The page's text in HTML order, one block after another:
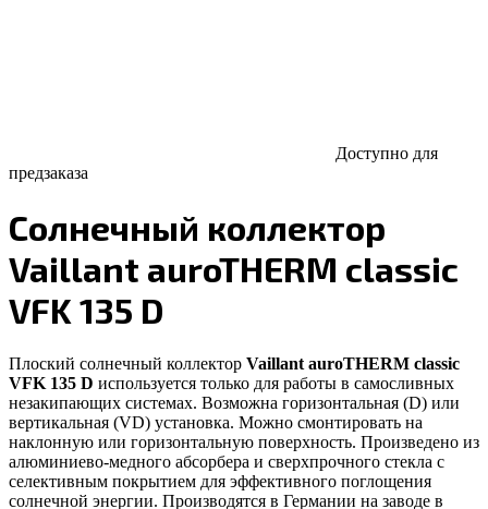
Доступно для
предзаказа
Солнечный коллектор
Vaillant auroTHERM classic
VFK 135 D
Плоский солнечный коллектор Vaillant auroTHERM classic
VFK 135 D используется только для работы в самосливных
незакипающих системах. Возможна горизонтальная (D) или
вертикальная (VD) установка. Можно смонтировать на
наклонную или горизонтальную поверхность. Произведено из
алюминиево-медного абсорбера и сверхпрочного стекла с
селективным покрытием для эффективного поглощения
солнечной энергии. Производятся в Германии на заводе в